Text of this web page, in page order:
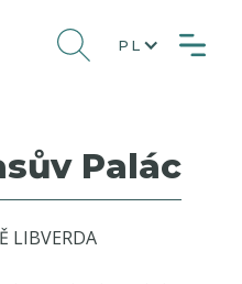
PL
Palác
LIBVERDA